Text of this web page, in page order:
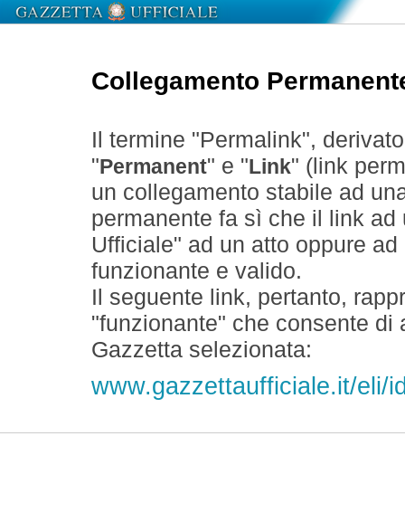
Collegamento
Il termine "Permalink",
" Permanent" e " Link" (link
un collegamento stabile ad
permanente fa sì che il link
Ufficiale" ad un atto oppure
funzionante e valido.
Il seguente link, pertanto,
"funzionante" che consente
Gazzetta selezionata:
www.gazzettaufficiale.it/eli/